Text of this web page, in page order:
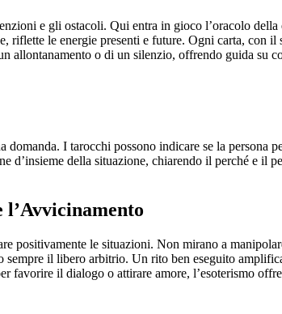
e gli ostacoli. Qui entra in gioco l’oracolo
le energie presenti e future. Ogni carta, con
allontanamento o di un silenzio, offrendo guida su
domanda. I tarocchi possono indicare se la
della situazione, chiarendo il perché e il
positivamente le situazioni. Non mirano a
il libero arbitrio. Un rito ben eseguito
il dialogo o attirare amore, l’esoterismo